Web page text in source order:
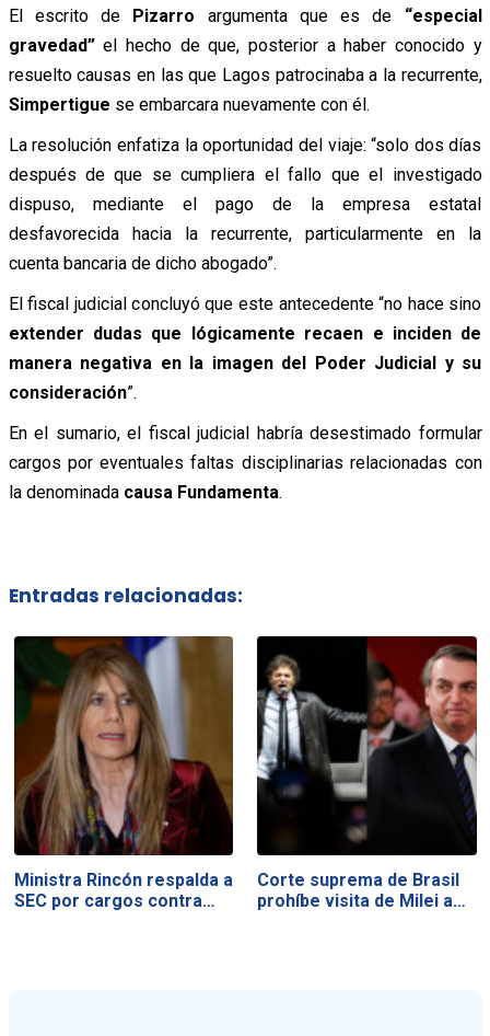
El escrito de Pizarro argumenta que es de “especial
gravedad”el hecho de que, posterior a haber conocido y
resuelto causas en las que Lagos patrocinaba a la recurrente,
Simpertigue se embarcara nuevamente con él.
La resolución enfatiza la oportunidad del viaje: “solo dos días
después de que se cumpliera el fallo que el investigado
dispuso, mediante el pago de la empresa estatal
desfavorecida hacia la recurrente, particularmente en la
cuenta bancaria de dicho abogado”.
El fiscal judicial concluyó que este antecedente “no hace sino
extender dudas que lógicamente recaen e inciden de
manera negativa en la imagen del Poder Judicial y su
consideración”.
En el sumario, el fiscal judicial habría desestimado formular
cargos por eventuales faltas disciplinarias relacionadas con
la denominada causa Fundamenta.
Entradas relacionadas:
Ministra Rincón respalda a
SEC por cargos contra…
Corte suprema de Brasil
prohíbe visita de Milei a…